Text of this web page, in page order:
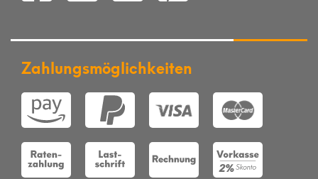
Zahlungsmöglichkeiten